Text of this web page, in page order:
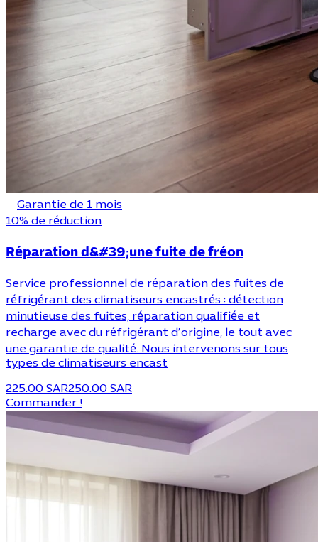
Garantie de 1 mois
10% de réduction
Réparation d&#39;une fuite de fréon
Service professionnel de réparation des fuites de
réfrigérant des climatiseurs encastrés : détection
minutieuse des fuites, réparation qualifiée et
recharge avec du réfrigérant d’origine, le tout avec
une garantie de qualité. Nous intervenons sur tous
types de climatiseurs encast
225.00 SAR250.00 SAR
Commander !